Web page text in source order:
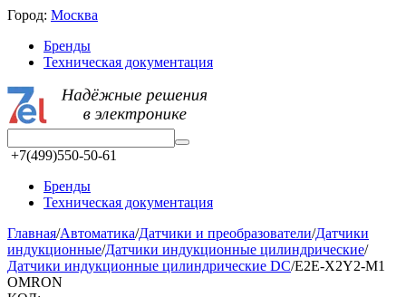
Город: Москва
Бренды
Техническая документация
+7(499)550-50-61
Бренды
Техническая документация
Главная/Автоматика/Датчики и преобразователи/Датчики
индукционные/Датчики индукционные цилиндрические/
Датчики индукционные цилиндрические DC/E2E-X2Y2-M1
OMRON